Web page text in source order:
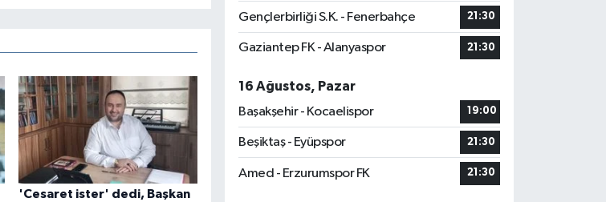
'Cesaret ister' dedi, Başkan
Gençlerbirliği S.K. - Fenerbahçe 21:30
Gaziantep FK - Alanyaspor 21:30
16 Ağustos, Pazar
Başakşehir - Kocaelispor
19:00
Beşiktaş - Eyüpspor 21:30
Amed - Erzurumspor FK 21:30